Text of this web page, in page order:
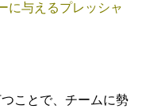
に与えるプレッシャ
ことで、チームに勢